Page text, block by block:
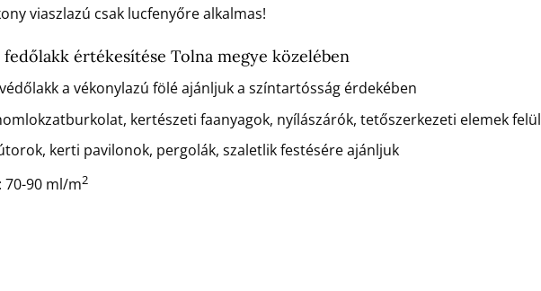
viaszlazú csak lucfenyőre alkalmas!
értékesítése Tolna megye közelében
a vékonylazú fölé ajánljuk a színtartósság érdekében
kertészeti faanyagok, nyílászárók, tetőszerkezeti elemek
kerti pavilonok, pergolák, szaletlik festésére ajánljuk
70-90 ml/m2